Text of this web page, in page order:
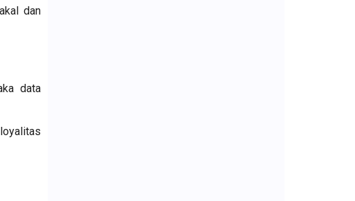
dan
data